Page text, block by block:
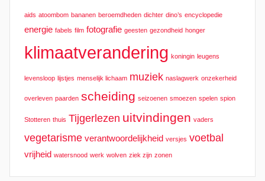
aids atoombom bananen beroemdheden dichter dino’s encyclopedie
energie fabels film fotografie geesten gezondheid honger
klimaatverandering koningin leugens
levensloop lijstjes menselijk lichaam muziek naslagwerk onzekerheid
overleven paarden scheiding seizoenen smoezen spelen spion
Stotteren thuis Tijgerlezen uitvindingen vaders
vegetarisme verantwoordelijkheid versjes voetbal
vrijheid watersnood werk wolven ziek zijn zonen